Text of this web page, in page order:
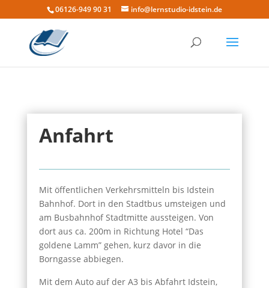
06126-949 90 31 info@lernstudio-idstein.de
Anfahrt
Mit öffentlichen Verkehrsmitteln bis Idstein
Bahnhof. Dort in den Stadtbus umsteigen und
am Busbahnhof Stadtmitte aussteigen. Von
dort aus ca. 200m in Richtung Hotel “Das
goldene Lamm” gehen, kurz davor in die
Borngasse abbiegen.
Mit dem Auto auf der A3 bis Abfahrt Idstein,